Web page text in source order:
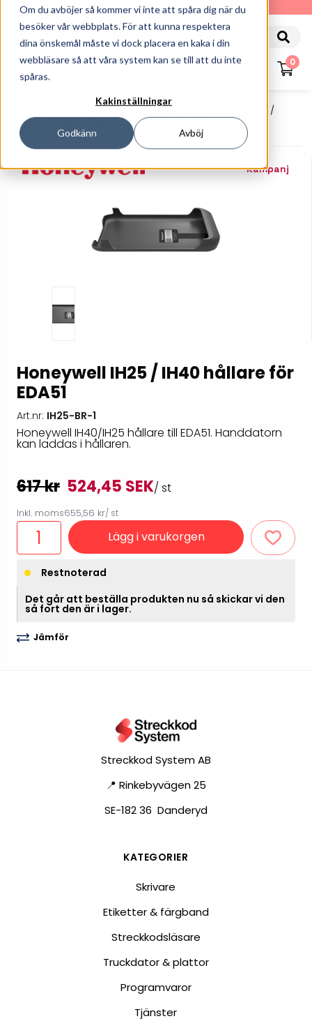
Om du avböjer så kommer vi inte att spåra dig när du
besöker vår webbplats. För att kunna respektera
dina önskemål måste vi dock placera en kaka i din
webbläsare så att våra system kan se till att du inte
spåras.
Kakinställningar
Godkänn Avböj
010-162 61 90
0
Handdatorer
Tillbehör Handdatorer
Honeywell IH25 / IH40 Hållare För EDA51
Kampanj
Honeywell IH25 / IH40 hållare för
EDA51
Art.nr: IH25-BR-1
Honeywell IH40/IH25 hållare till EDA51. Handdatorn
kan laddas i hållaren.
617 kr 524,45 SEK/ st
Inkl. moms655,56 kr/ st
Lägg i varukorgen
Restnoterad
Det går att beställa produkten nu så skickar vi den
så fort den är i lager.
Jämför
Streckkod System AB
📍 Rinkebyvägen 25
SE-182 36 Danderyd
KATEGORIER
Skrivare
Etiketter & färgband
Streckkodsläsare
Truckdator & plattor
Programvaror
Tjänster